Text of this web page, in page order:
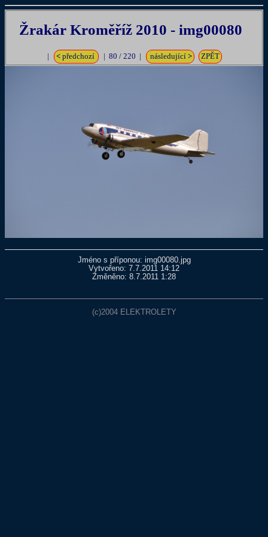
Žrakár Kroměříž 2010 - img00080
<předchozí | 80 / 220 | následující > ZPĚT
Jméno s příponou: img00080.jpg
Vytvořeno: 7.7.2011 14:12
Změněno: 8.7.2011 1:28
(c)2004 ELEKTROLETY